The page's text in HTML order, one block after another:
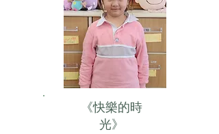
《快樂的時
光》